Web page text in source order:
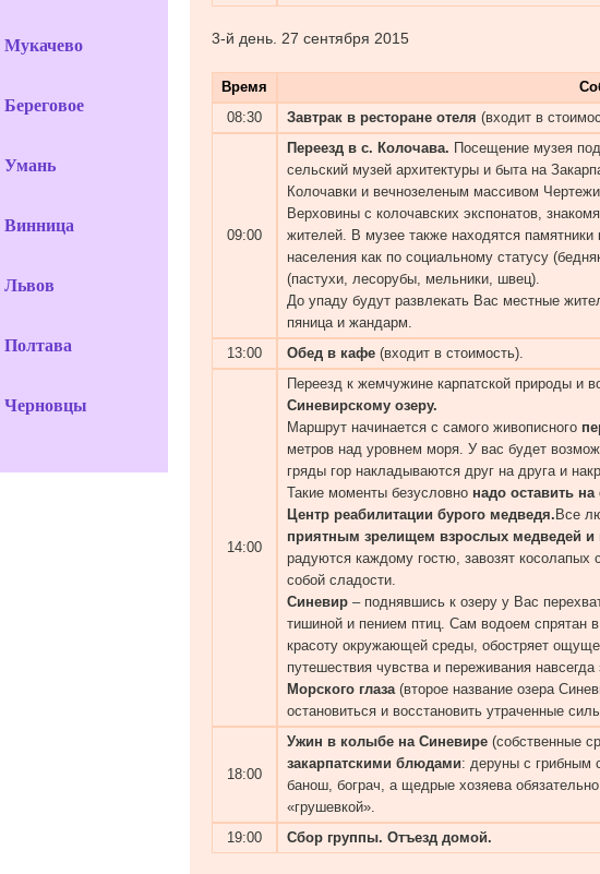
Мукачево
Береговое
Умань
Винница
Львов
Полтава
Черновцы
3-й день. 27 сентября 2015
Время
08:30
Завтрак в ресторане отеля (входит в
09:00
Переезд в с. Колочава. Посещение музея
сельский музей архитектуры и быта на
Колочавки и вечнозеленым массивом
Верховины с колочавских экспонатов,
жителей. В музее также находятся
населения как по социальному статусу
(пастухи, лесорубы, мельники, швец).
До упаду будут развлекать Вас местные
пяница и жандарм.
13:00
Обед в кафе (входит в стоимость).
14:00
Переезд к жемчужине карпатской природы и
Синевирскому озеру.
Маршрут начинается с самого живописного
метров над уровнем моря. У вас будет
гряды гор накладываются друг на друга и
Такие моменты безусловно надо оставить
Центр реабилитации бурого медведя. Все
приятным зрелищем взрослых медведей и
радуются каждому гостю, завозят косолапых
собой сладости.
Синевир – поднявшись к озеру у Вас
тишиной и пением птиц. Сам водоем спрятан
красоту окружающей среды, обостряет
путешествия чувства и переживания
Морского глаза(второе название озера
остановиться и восстановить утраченные
18:00
Ужин в колыбе на Синевире (собственные
закарпатскими блюдами: деруны с грибным
банош, бограч, а щедрые хозяева
«грушевкой».
19:00
Сбор группы. Отъезд домой.